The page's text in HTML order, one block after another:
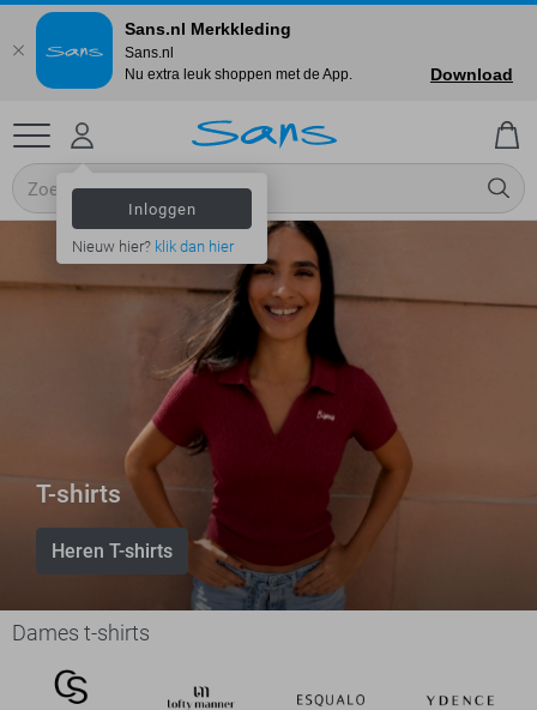
Inloggen
Nieuw hier? klik dan hier
T-shirts
Heren T-shirts
Dames t-shirts
Sans.nl Merkkleding
Sans.nl
Nu extra leuk shoppen met de App.
Download